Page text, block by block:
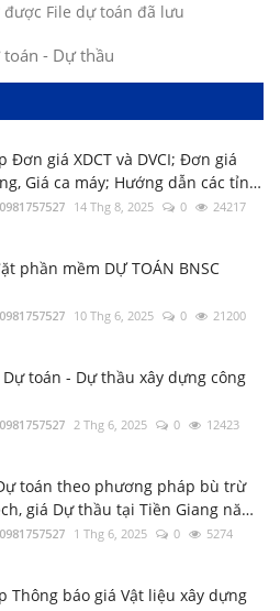
được File dự toán đã lưu
toán - Dự thầu
Đơn giá XDCT và DVCI; Đơn giá
Giá ca máy; Hướng dẫn các tỉnh
14 Thg 8, 2025 0 24217
phần mềm DỰ TOÁN BNSC
10 Thg 6, 2025 0 21200
Dự toán - Dự thầu xây dựng công
2 Thg 6, 2025 0 12423
toán theo phương pháp bù trừ
giá Dự thầu tại Tiền Giang năm
1 Thg 6, 2025 0 5274
Thông báo giá Vật liệu xây dựng
dẫn xác định Chi phí chung
BNSC
ngày 01/1/2024
Thông báo giá Vật liệu xây dựng
206/2026/NĐ-CP về quản lý chi
xây dựng